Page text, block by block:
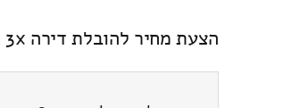
הצעת מחיר להובלת דירה 3x חדרים מזכרון יעקב ← לתפרח כולל פירוק והרכבה